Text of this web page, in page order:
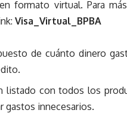
formato virtual. Para
Visa_Virtual_BPBA
de cuánto dinero
listado con todos los
gastos innecesarios.